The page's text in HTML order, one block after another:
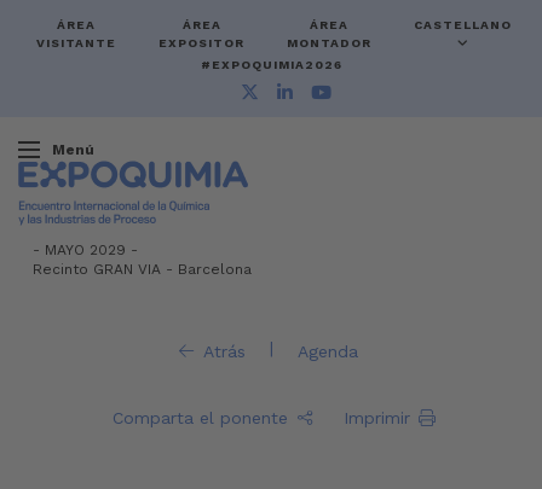
ÁREA
VISITANTE
ÁREA
EXPOSITOR
ÁREA
MONTADOR
CASTELLANO
#EXPOQUIMIA2026
Menú
- MAYO 2029 -
Recinto GRAN VIA - Barcelona
Atrás | Agenda
Comparta el ponente Imprimir